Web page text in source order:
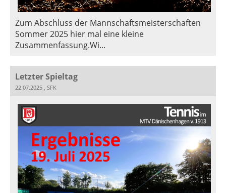
Zum Abschluss der Mannschaftsmeisterschaften
Sommer 2025 hier mal eine kleine
Zusammenfassung.Wi...
Letzter Spieltag
22.07.2025 , SFK